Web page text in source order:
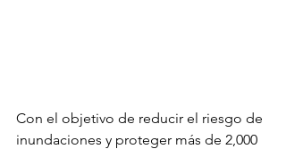
Con el objetivo de reducir el riesgo de
inundaciones y proteger más de 2,000